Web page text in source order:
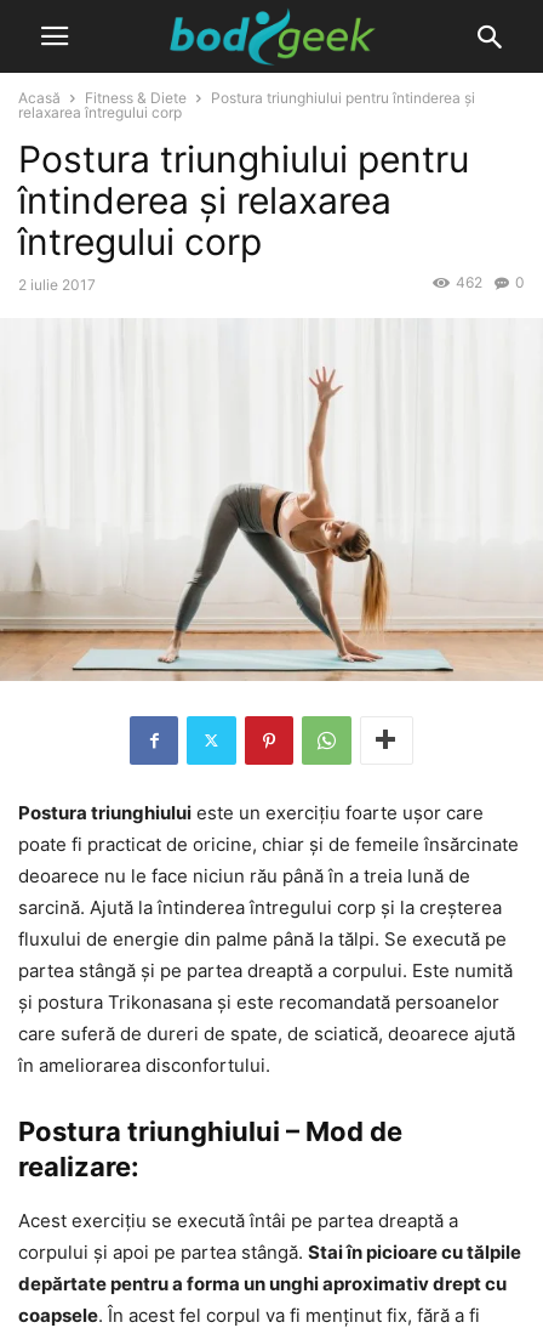
Acasă Fitness & Diete
Postura triunghiului pentru întinderea și
relaxarea întregului corp
Postura triunghiului pentru
întinderea și relaxarea
întregului corp
2 iulie 2017 0
462
Postura triunghiului este un exercițiu foarte ușor care
poate fi practicat de oricine, chiar și de femeile însărcinate
deoarece nu le face niciun rău până în a treia lună de
sarcină. Ajută la întinderea întregului corp și la creșterea
fluxului de energie din palme până la tălpi. Se execută pe
partea stângă și pe partea dreaptă a corpului. Este numită
și postura Trikonasana și este recomandată persoanelor
care suferă de dureri de spate, de sciatică, deoarece ajută
în ameliorarea disconfortului.
Postura triunghiului – Mod de
realizare:
Acest exercițiu se execută întâi pe partea dreaptă a
corpului și apoi pe partea stângă. Stai în picioare cu tălpile
depărtate pentru a forma un unghi aproximativ drept cu
coapsele. În acest fel corpul va fi menținut fix, fără a fi